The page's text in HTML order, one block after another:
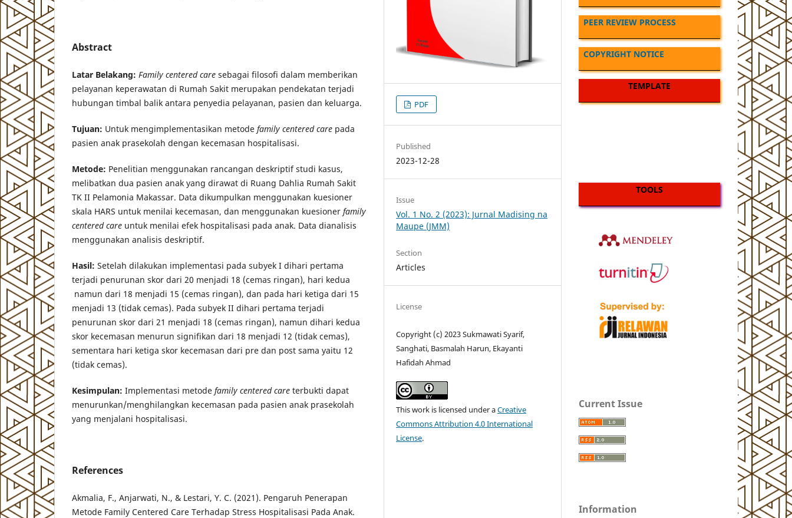
Abstract
Latar Belakang: Family centered care sebagai filosofi dalam memberikan
pelayanan keperawatan di Rumah Sakit merupakan pendekatan terjadi
hubungan timbal balik antara penyedia pelayanan, pasien dan keluarga.
Tujuan: Untuk mengimplementasikan metode family centered care pada
pasien anak prasekolah dengan kecemasan hospitalisasi.
Metode: Penelitian menggunakan rancangan deskriptif studi kasus,
melibatkan dua pasien anak yang dirawat di Ruang Dahlia Rumah Sakit
TK II Pelamonia Makassar. Data dikumpulkan menggunakan kuesioner
skala HARS untuk menilai kecemasan, dan menggunakan kuesioner family
centered care untuk menilai efek hospitalisasi pada anak. Data dianalisis
menggunakan analisis deskriptif.
Hasil: Setelah dilakukan implementasi pada subyek I dihari pertama
terjadi penurunan skor dari 20 menjadi 18 (cemas ringan), hari kedua
namun dari 18 menjadi 15 (cemas ringan), dan pada hari ketiga dari 15
menjadi 13 (tidak cemas). Pada subyek II dihari pertama terjadi
penurunan skor dari 21 menjadi 18 (cemas ringan), namun dihari kedua
skor kecemasan menurun signifikan dari 18 menjadi 12 (tidak cemas),
sementara hari ketiga skor kecemasan dari pre dan post sama yaitu 12
(tidak cemas).
Kesimpulan: Implementasi metode family centered care terbukti dapat
menurunkan/menghilangkan kecemasan pada pasien anak prasekolah
yang menjalani hospitalisasi.
References
Akmalia, F., Anjarwati, N., & Lestari, Y. C. (2021). Pengaruh Penerapan
Metode Family Centered Care Terhadap Stress Hospitalisasi Pada Anak.
PDF
Published
2023-12-28
Issue
Vol. 1 No. 2 (2023): Jurnal Madising na
Maupe (JMM)
Section
Articles
License
Copyright (c) 2023 Sukmawati Syarif,
Sanghati, Basmalah Harun, Ekayanti
Hafidah Ahmad
This work is licensed under aCreative
Commons Attribution 4.0 International
License.
PEER REVIEW PROCESS
COPYRIGHT NOTICE
TEMPLATE
TOOLS
Current Issue
Information